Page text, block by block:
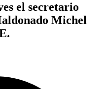
el secretario
Michel